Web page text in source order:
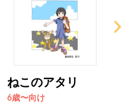
ねこのアタリ
6歳〜向け